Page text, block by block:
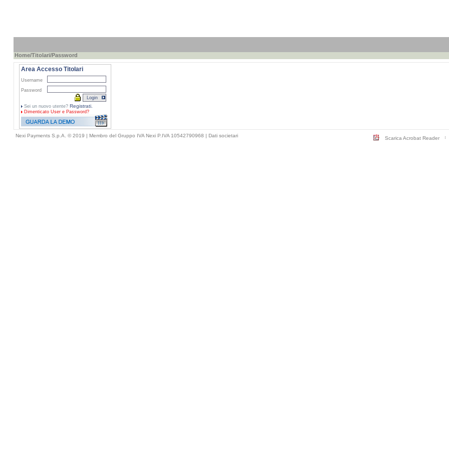
Home/Titolari/Password
Area Accesso Titolari
Username
Password
Sei un nuovo utente? Registrati.
Dimenticato User e Password?
Nexi Payments S.p.A. © 2019 | Membro del Gruppo IVA Nexi P.IVA 10542790968 | Dati societari Scarica Acrobat Reader